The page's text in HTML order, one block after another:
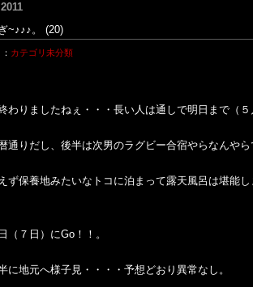
~♪♪♪。
(20)
カテゴリ未分類
わりましたねぇ・・・長い人は通しで明日まで（
通りだし、後半は次男のラグビー合宿やらなんや
ず保養地みたいなトコに泊まって露天風呂は堪能
（７日）にGo！！。
に地元へ様子見・・・・予想どおり異常なし。